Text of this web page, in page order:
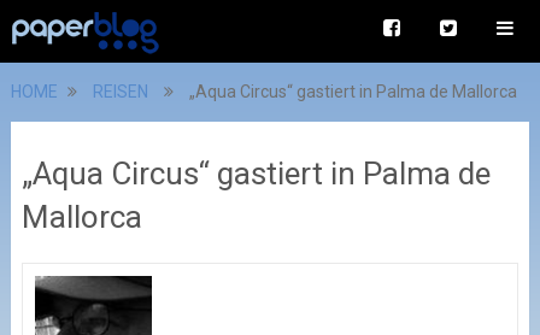
HOME REISEN „Aqua Circus“ gastiert in Palma de Mallorca
„Aqua Circus“ gastiert in Palma de
Mallorca